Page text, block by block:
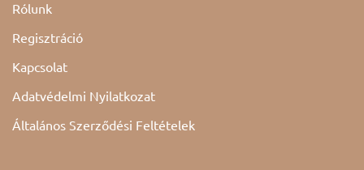
Rólunk
Regisztráció
Kapcsolat
Adatvédelmi Nyilatkozat
Általános Szerződési Feltételek